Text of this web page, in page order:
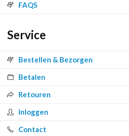
FAQS
Service
Bestellen & Bezorgen
Betalen
Retouren
Inloggen
Contact